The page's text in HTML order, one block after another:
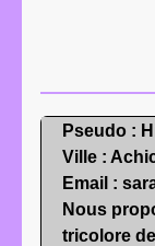
Pseudo :
Ville :
Email :
Nous
tricolore